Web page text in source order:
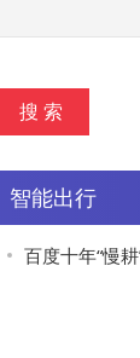
智能出行
百度十年“慢耕